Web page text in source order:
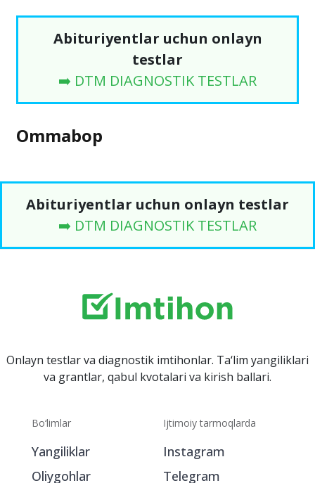
Abituriyentlar uchun onlayn
testlar
➡️ DTM DIAGNOSTIK TESTLAR
Ommabop
Abituriyentlar uchun onlayn testlar
➡️ DTM DIAGNOSTIK TESTLAR
Onlayn testlar va diagnostik imtihonlar. Ta‘lim yangiliklari
va grantlar, qabul kvotalari va kirish ballari.
Bo‘limlar
Yangiliklar
Oliygohlar
Ijtimoiy tarmoqlarda
Instagram
Telegram